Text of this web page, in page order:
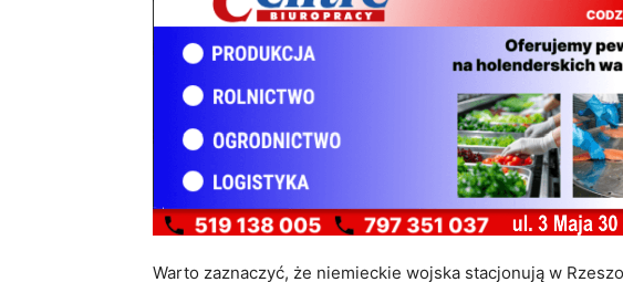
Warto zaznaczyć, że niemieckie wojska stacjonują w